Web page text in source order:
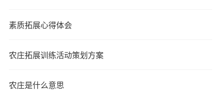
素质拓展心得体会
农庄拓展训练活动策划方案
农庄是什么意思